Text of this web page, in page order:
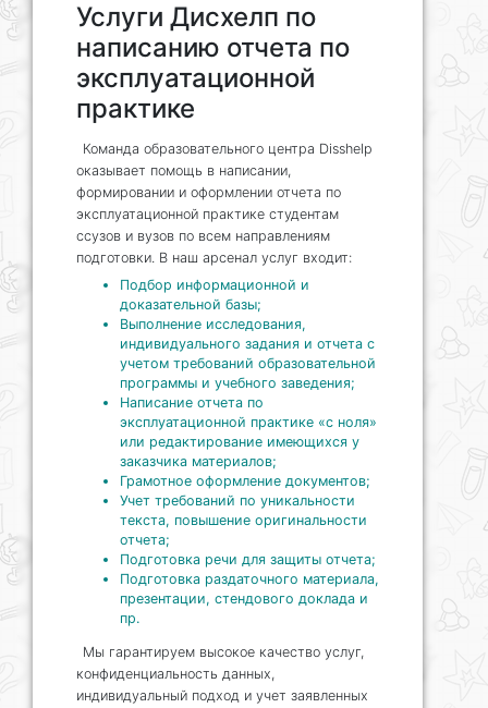
Услуги Дисхелп по
написанию отчета по
эксплуатационной
практике
Команда образовательного центра Disshelp
оказывает помощь в написании,
формировании и оформлении отчета по
эксплуатационной практике студентам
ссузов и вузов по всем направлениям
подготовки. В наш арсенал услуг входит:
Подбор информационной и
доказательной базы;
Выполнение исследования,
индивидуального задания и отчета с
учетом требований образовательной
программы и учебного заведения;
Написание отчета по
эксплуатационной практике «с ноля»
или редактирование имеющихся у
заказчика материалов;
Грамотное оформление документов;
Учет требований по уникальности
текста, повышение оригинальности
отчета;
Подготовка речи для защиты отчета;
Подготовка раздаточного материала,
презентации, стендового доклада и
пр.
Мы гарантируем высокое качество услуг,
конфиденциальность данных,
индивидуальный подход и учет заявленных